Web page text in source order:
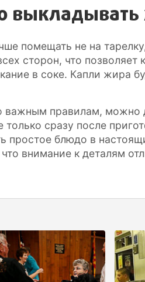
помещать не на
сторон, что позволяет
в соке. Капли жира
правилам, можно
только сразу после
простое блюдо в
внимание к деталям